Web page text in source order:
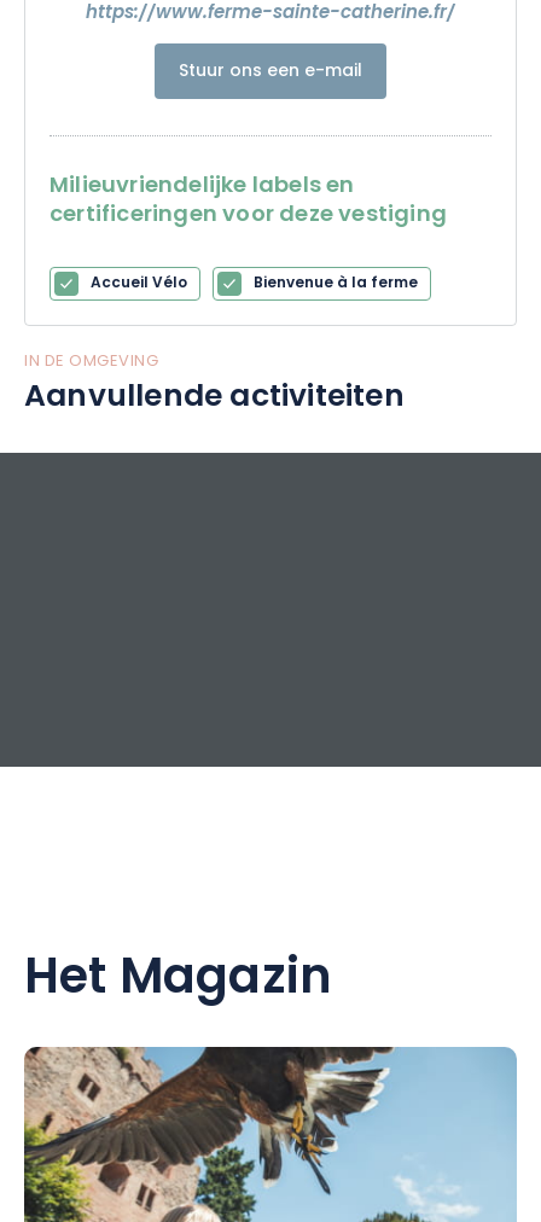
https://www.ferme-sainte-catherine.fr/
Stuur ons een e-mail
Milieuvriendelijke labels en
certificeringen voor deze vestiging
Accueil Vélo Bienvenue à la ferme
IN DE OMGEVING
Aanvullende activiteiten
Het Magazin